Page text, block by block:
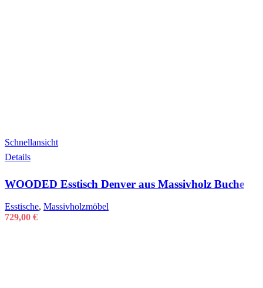
Schnellansicht
Details
WOODED Esstisch Denver aus Massivholz Buche
Esstische, Massivholzmöbel
729,00 €